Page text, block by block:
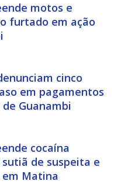
motos e
furtado em ação
cinco
em pagamentos
Guanambi
cocaína
de suspeita e
Matina